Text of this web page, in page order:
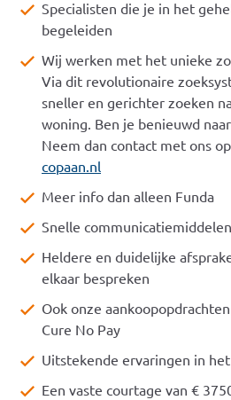
Specialisten die je in het
begeleiden
Wij werken met het unieke
Via dit revolutionaire
sneller en gerichter zoeken
woning. Ben je benieuwd
Neem dan contact met ons
copaan.nl
Meer info dan alleen Funda
Snelle communicatiemiddelen
Heldere en duidelijke
elkaar bespreken
Ook onze
Cure No Pay
Uitstekende ervaringen in
Een vaste courtage van €